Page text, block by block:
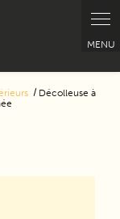
Décolleuse à